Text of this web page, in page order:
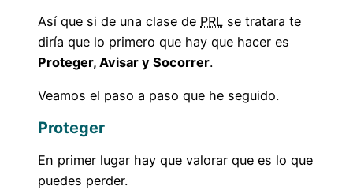
Así que si de una clase de PRL se tratara te
diría que lo primero que hay que hacer es
Proteger, Avisar y Socorrer.
Veamos el paso a paso que he seguido.
Proteger
En primer lugar hay que valorar que es lo que
puedes perder.